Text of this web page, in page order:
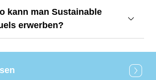
kann man Sustainable
erwerben?